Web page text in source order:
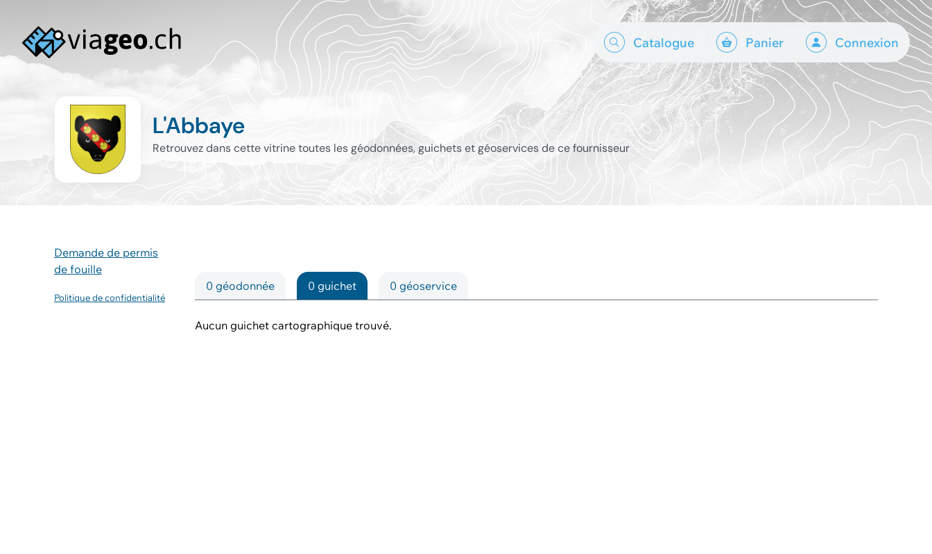
Catalogue Panier Connexion
L'Abbaye
Retrouvez dans cette vitrine toutes les géodonnées, guichets et géoservices de ce fournisseur
Demande de permis
de fouille
Politique de confidentialité
0 géodonnée 0 guichet 0 géoservice
Aucun guichet cartographique trouvé.